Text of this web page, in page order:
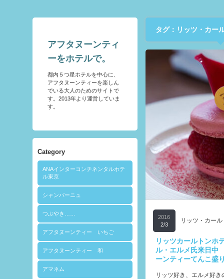
アフタヌーンティ
ーをホテルで。
都内５つ星ホテルを中心に、
アフタヌーンティーを楽しん
でいる大人のためのサイトで
す。2013年より運営していま
す。
Category
ANAインターコンチネンタルホテ
ル東京
シャンパーニュ
つぶやき……
アフタヌーンティー いちご
アフタヌーンティー 和
アマネム
タグ：リッツ・カー
2016
2/3
リッツ・カー
リッツカールトン
ル・エルメ氏来日中
ーンティーてんこ盛
リッツ好き、エルメ好